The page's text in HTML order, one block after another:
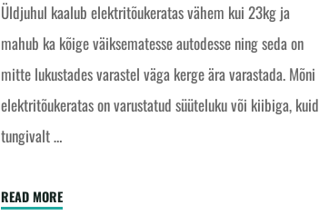
Üldjuhul kaalub elektritõukeratas vähem kui 23kg ja
mahub ka kõige väiksematesse autodesse ning seda on
mitte lukustades varastel väga kerge ära varastada. Mõni
elektritõukeratas on varustatud süüteluku või kiibiga, kuid
tungivalt …
READ MORE"Lukk